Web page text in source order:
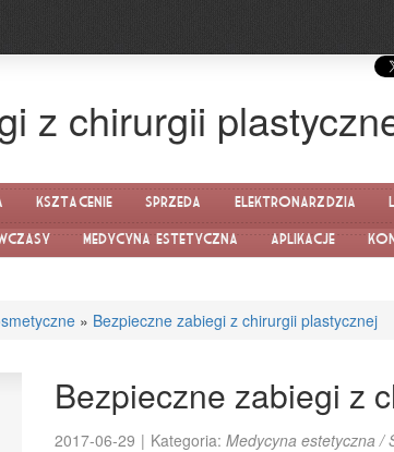
z chirurgii
Kształcenie Sprzedaż Elektronarzędzia
Medycyna estetyczna Aplikacje
» Bezpieczne zabiegi z chirurgii plastycznej
Bezpieczne zabiegi z
2017-06-29 | Kategoria: Medycyna estetyczna /